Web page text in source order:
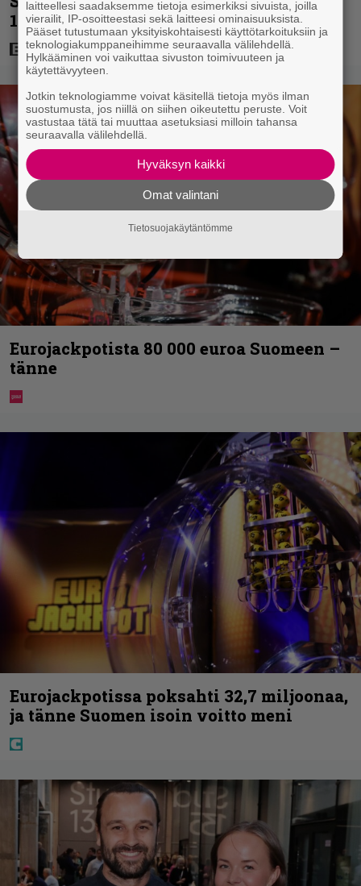
1984 menestyselokuvassa
Eurojackpotista 80 000 euroa Suomeen –
tänne
Eurojackpotissa poksahti 32,7 miljoonaa,
ja tänne Suomen isoin voitto meni
laitteellesi saadaksemme tietoja esimerkiksi sivuista, joilla
vierailit, IP-osoitteestasi sekä laitteesi ominaisuuksista.
Pääset tutustumaan yksityiskohtaisesti käyttötarkoituksiin ja
teknologiakumppaneihimme seuraavalla välilehdellä.
Hylkääminen voi vaikuttaa sivuston toimivuuteen ja
käytettävyyteen.
Jotkin teknologiamme voivat käsitellä tietoja myös ilman
suostumusta, jos niillä on siihen oikeutettu peruste. Voit
vastustaa tätä tai muuttaa asetuksiasi milloin tahansa
seuraavalla välilehdellä.
Hyväksyn kaikki
Omat valintani
Tietosuojakäytäntömme